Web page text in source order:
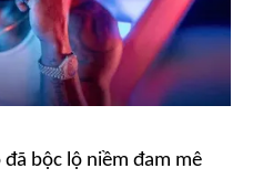
bộc lộ niềm đam mê